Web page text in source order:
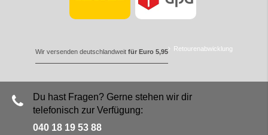
Wir versenden deutschlandweit für Euro 5,95 Retourenabwicklung
Du hast Fragen? Gerne stehen wir dir
telefonisch zur Verfügung:
040 18 19 53 88